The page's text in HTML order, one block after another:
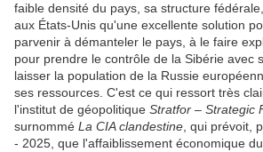
faible densité du pays, sa structure
aux États-Unis qu'une excellente solution
parvenir à démanteler le pays, à le faire
pour prendre le contrôle de la Sibérie avec
laisser la population de la Russie
ses ressources. C'est ce qui ressort très
l'institut de géopolitique Stratfor – Strategic
surnommé La CIA clandestine , qui prévoit,
- 2025, que l'affaiblissement économique